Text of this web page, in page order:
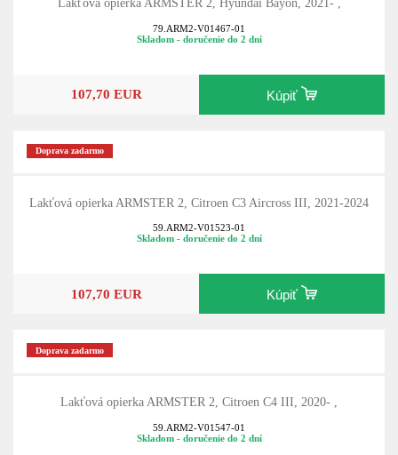
Lakťová opierka ARMSTER 2, Hyundai Bayon, 2021- ,
79.ARM2-V01467-01
Skladom - doručenie do 2 dní
107,70 EUR Kúpiť
Doprava zadarmo
Lakťová opierka ARMSTER 2, Citroen C3 Aircross III, 2021-2024
59.ARM2-V01523-01
Skladom - doručenie do 2 dní
107,70 EUR Kúpiť
Doprava zadarmo
Lakťová opierka ARMSTER 2, Citroen C4 III, 2020- ,
59.ARM2-V01547-01
Skladom - doručenie do 2 dní